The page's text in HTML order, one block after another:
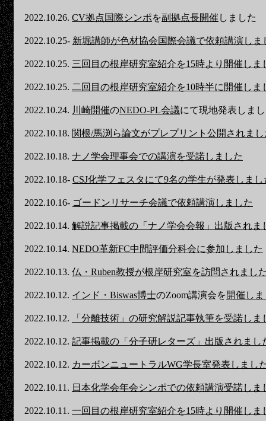
2022.10.26. CV拠点国際シンポを副拠点長開催 しました
2022.10.25- 新堀講師が色材協会国際会議で依頼講演しま
2022.10.25. 三回目の根岸研究室紹介を15時より開催しま
2022.10.25. 二回目の根岸研究室紹介を10時半に開催しま
2022.10.24. 川崎開催のNEDO-PL会議にて現地発表しま
2022.10.18. 関根/馬渕ら論文がプレプリント公開されまし
2022.10.18. ナノ学会理事会での講演を受諾しました
2022.10.18- CSJ化学フェスタにて9名の学生が発表しまし
2022.10.16- ゴードンリサーチ会議で依頼講演しました
2022.10.14. 解説記事掲載の「ナノ学会会報」出版されま
2022.10.14. NEDO革新FC中間評価分科会に参加しました
2022.10.13. 仏・Ruben教授が根岸研究室を訪問されまし
2022.10.12. インド・Biswas博士のZoom講演会を開催し
2022.10.12. 「分離技術」の研究解説記事執筆を受諾しま
2022.10.12. 記事掲載の「分子研レターズ」出版されまし
2022.10.12. カーボンニュートラルWG学長室発表しまし
2022.10.11. 日本化学会年会シンポでの依頼講演受諾しま
2022.10.11. 一回目の根岸研究室紹介を15時より開催しま